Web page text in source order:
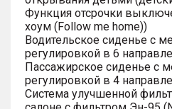
Функция отсрочки
хоум (Follow me home))
Водительское сиденье с
регулировкой в 6
Пассажирское сиденье с
регулировкой в 4
Система улучшенной